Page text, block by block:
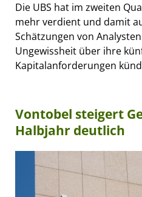
Die UBS hat im zweiten
mehr verdient und damit
Schätzungen von
Ungewissheit über ihre
Kapitalanforderungen
Vontobel steigert
Halbjahr deutlich